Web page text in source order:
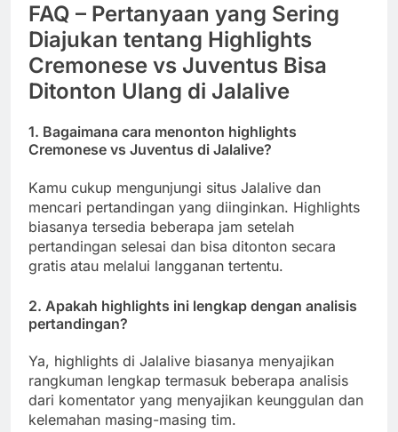
FAQ – Pertanyaan yang Sering
Diajukan tentang Highlights
Cremonese vs Juventus Bisa
Ditonton Ulang di Jalalive
1. Bagaimana cara menonton highlights
Cremonese vs Juventus di Jalalive?
Kamu cukup mengunjungi situs Jalalive dan
mencari pertandingan yang diinginkan. Highlights
biasanya tersedia beberapa jam setelah
pertandingan selesai dan bisa ditonton secara
gratis atau melalui langganan tertentu.
2. Apakah highlights ini lengkap dengan analisis
pertandingan?
Ya, highlights di Jalalive biasanya menyajikan
rangkuman lengkap termasuk beberapa analisis
dari komentator yang menyajikan keunggulan dan
kelemahan masing-masing tim.